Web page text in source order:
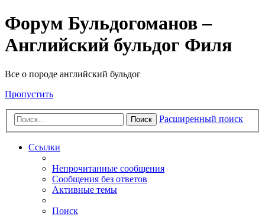
Форум Бульдогоманов –
Английский бульдог Филя
Все о породе английский бульдог
Пропустить
Поиск Расширенный поиск
Ссылки
Непрочитанные сообщения
Сообщения без ответов
Активные темы
Поиск